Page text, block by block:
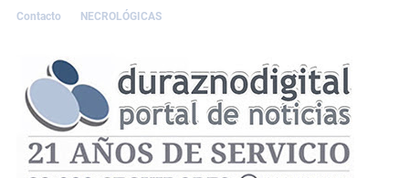
Contacto NECROLÓGICAS